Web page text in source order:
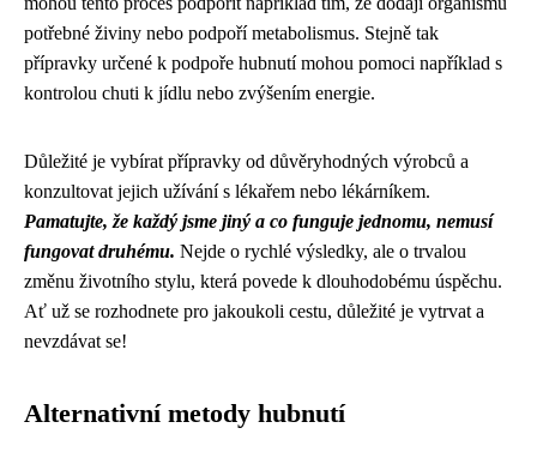
potřebné živiny nebo podpoří metabolismus. Stejně tak
přípravky určené k podpoře hubnutí mohou pomoci například s
kontrolou chuti k jídlu nebo zvýšením energie.
Důležité je vybírat přípravky od důvěryhodných výrobců a
konzultovat jejich užívání s lékařem nebo lékárníkem.
Pamatujte, že každý jsme jiný a co funguje jednomu, nemusí
fungovat druhému. Nejde o rychlé výsledky, ale o trvalou
změnu životního stylu, která povede k dlouhodobému úspěchu.
Ať už se rozhodnete pro jakoukoli cestu, důležité je vytrvat a
nevzdávat se!
Alternativní metody hubnutí